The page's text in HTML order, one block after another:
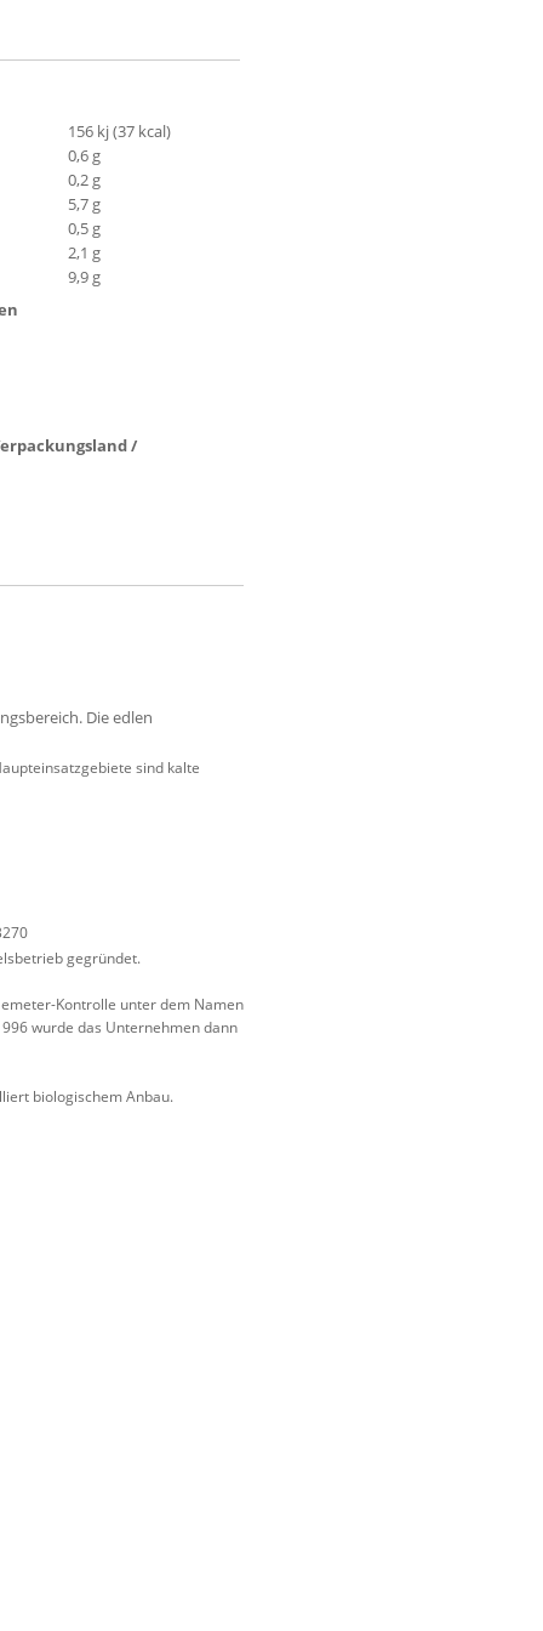
156 kj (37 kcal)
0,6 g
0,2 g
5,7 g
0,5 g
2,1 g
9,9 g
/
Die edlen
sind kalte
gegründet.
Kontrolle unter dem Namen
wurde das Unternehmen dann
biologischem Anbau.